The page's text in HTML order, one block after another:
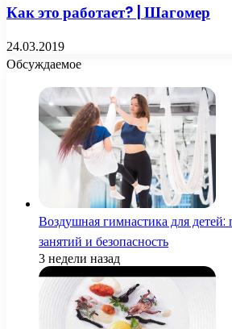
Как это работает? | Шагомер
24.03.2019
Обсуждаемое
Воздушная гимнастика для детей:
занятий и безопасность
3 недели назад